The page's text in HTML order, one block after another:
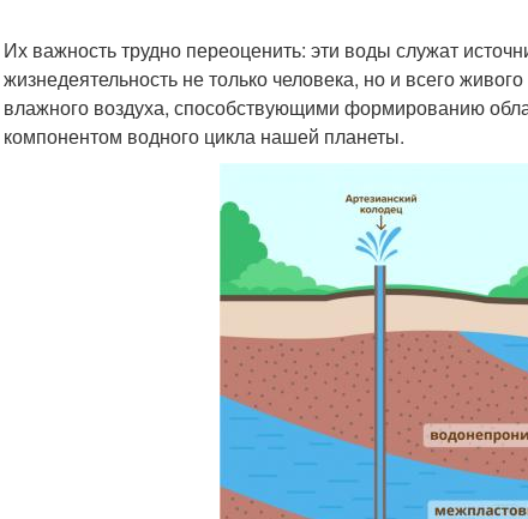
Их важность трудно переоценить: эти воды служат
жизнедеятельность не только человека, но и всего
влажного воздуха, способствующими формированию
компонентом водного цикла нашей планеты.